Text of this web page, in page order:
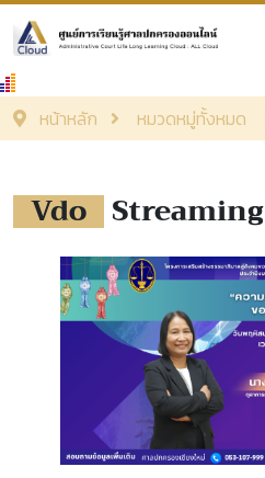
หน้าหลัก หมวดหมู่ทั้งหมด
Vdo Streaming